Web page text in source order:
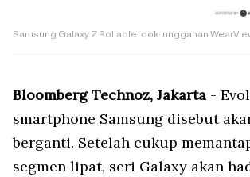
Samsung Galaxy Z Rollable. dok: unggahan
Bloomberg Technoz, Jakarta -
smartphone Samsung disebut
berganti. Setelah cukup
segmen lipat, seri Galaxy akan